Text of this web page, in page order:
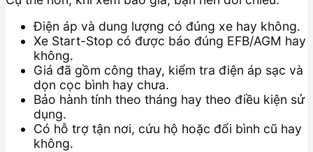
Điện áp và dung lượng có đúng xe hay không.
Xe Start-Stop có được báo đúng EFB/AGM hay
không.
Giá đã gồm công thay, kiểm tra điện áp sạc và
dọn cọc bình hay chưa.
Bảo hành tính theo tháng hay theo điều kiện sử
dụng.
Có hỗ trợ tận nơi, cứu hộ hoặc đổi bình cũ hay
không.